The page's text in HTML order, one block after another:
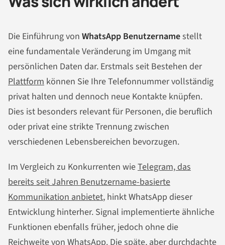
Die Einführung von WhatsApp Benutzernamestellt
eine fundamentale Veränderung im Umgang mit
persönlichen Daten dar. Erstmals seit Bestehen der
Plattform können Sie Ihre Telefonnummer vollständig
privat halten und dennoch neue Kontakte knüpfen.
Dies ist besonders relevant für Personen, die beruflich
oder privat eine strikte Trennung zwischen
verschiedenen Lebensbereichen bevorzugen.
Im Vergleich zu Konkurrenten wieTelegram, das
bereits seit Jahren Benutzername-basierte
Kommunikation anbietet, hinkt WhatsApp dieser
Entwicklung hinterher. Signal implementierte ähnliche
Funktionen ebenfalls früher, jedoch ohne die
Reichweite von WhatsApp. Die späte, aber durchdachte